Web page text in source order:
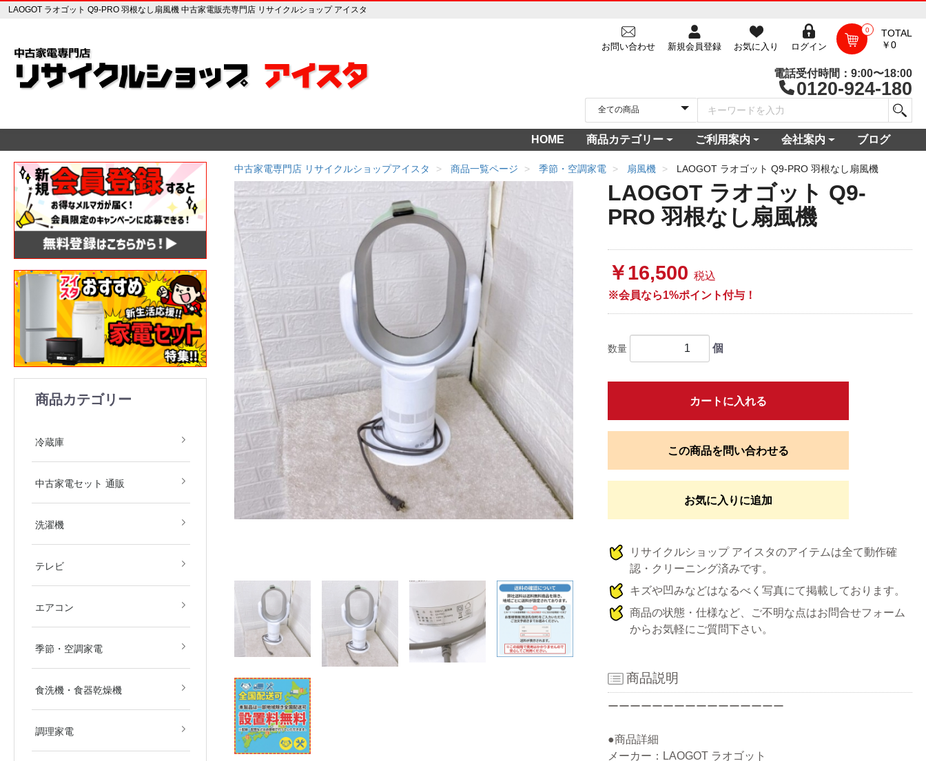
LAOGOT ラオゴット Q9-PRO 羽根なし扇風機 中古家電販売専門店 リサイクルショップ アイスタ
お問い合わせ 新規会員登録 お気に入り ログイン
0
TOTAL
￥0
電話受付時間：9:00〜18:00
0120-924-180
HOME
商品カテゴリー
家電一覧
冷蔵庫
中古家電セット 通販
洗濯機
テレビ
エアコン
季節・空調家電
食洗機・食器乾燥機
調理家電
生活家電
AV機器・カメラ
3年保証対象商品
売り尽くしセール
ご利用案内
ご利用ガイド
ご利用規約
配送・送料について
よくある質問
新規会員登録
会員ログイン
パスワード再発行
お問い合わせ
会社案内
ショップ概要
店舗一覧
プライバシーポリシー
特定商取引法に基づく表記
古物営業法に基づく表示
ブログ
商品カテゴリー
冷蔵庫
中古家電セット 通販
中古家電2点セット(冷蔵
中古家電3点セット(冷蔵
庫・洗濯機・レンジ)
中古家電4点セット(冷蔵
庫・洗濯機・レンジ・炊
中古家電5点セット（冷蔵
庫・洗濯機・レンジ・炊
飯器・掃除機）
洗濯機
全自動洗濯機
ドラム式洗濯機
洗濯乾燥機
衣類乾燥機
テレビ
エアコン 地域限定商品 東京都限定商品
神奈川県限定商品
埼玉県限定商品
千葉県限定商品
2.2kw(木造6畳～鉄筋9畳)
2.5kw(木造7畳～鉄筋10
2.8kw(木造8畳～鉄筋12
季節・空調家電 ストーブ・ヒーター
その他冷暖房・空調機器
食洗機・食器乾燥機
調理家電 電子レンジ
オーブンレンジ
ガスコンロ
IHクッキングヒーター
その他調理家電
中古家電専門店 リサイクルショップアイスタ 商品一覧ページ 季節・空調家電 扇風機 LAOGOT ラオゴット Q9-PRO 羽根なし扇風機
LAOGOT ラオゴット Q9-
PRO 羽根なし扇風機
￥16,500 税込
※会員なら1%ポイント付与！
数量 個
カートに入れる
この商品を問い合わせる
お気に入りに追加
リサイクルショップ アイスタのアイテムは全て動作確
認・クリーニング済みです。
キズや凹みなどはなるべく写真にて掲載しております。
商品の状態・仕様など、ご不明な点はお問合せフォーム
からお気軽にご質問下さい。
商品説明
ーーーーーーーーーーーーーーーー
●商品詳細
メーカー：LAOGOT ラオゴット